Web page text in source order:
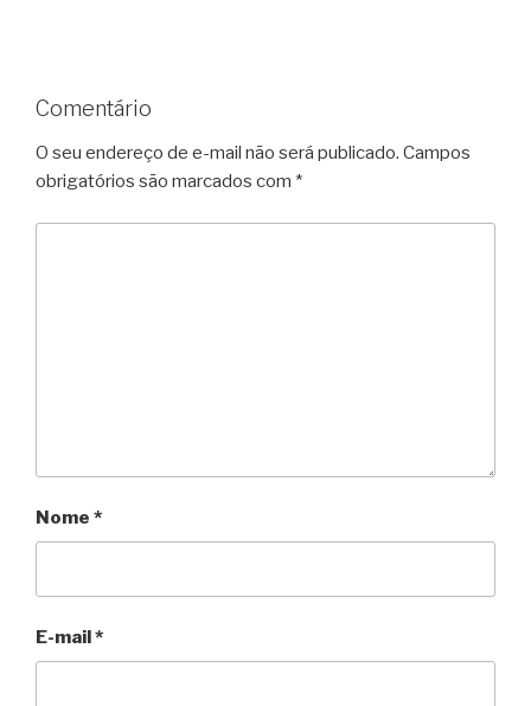
Comentário
O seu endereço de e-mail não será publicado. Campos
obrigatórios são marcados com *
Nome *
E-mail *